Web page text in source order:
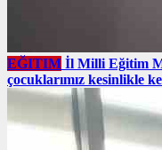
EĞITIM İl Milli Eğitim
çocuklarımız kesinlikle